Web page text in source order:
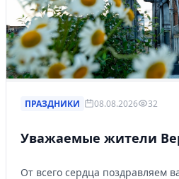
ПРАЗДНИКИ 08.08.2026 32
Уважаемые жители
От всего сердца поздравляем